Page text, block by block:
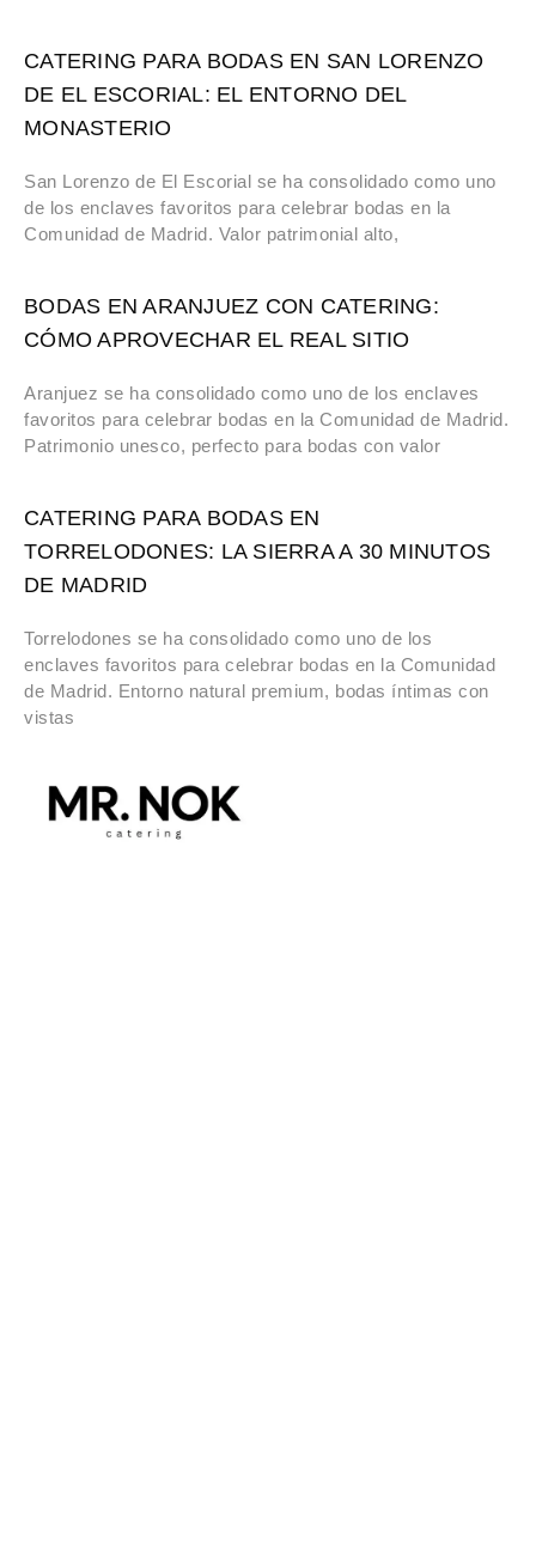
CATERING PARA BODAS EN SAN LORENZO
DE EL ESCORIAL: EL ENTORNO DEL
MONASTERIO
San Lorenzo de El Escorial se ha consolidado como uno
de los enclaves favoritos para celebrar bodas en la
Comunidad de Madrid. Valor patrimonial alto,
BODAS EN ARANJUEZ CON CATERING:
CÓMO APROVECHAR EL REAL SITIO
Aranjuez se ha consolidado como uno de los enclaves
favoritos para celebrar bodas en la Comunidad de Madrid.
Patrimonio unesco, perfecto para bodas con valor
CATERING PARA BODAS EN
TORRELODONES: LA SIERRA A 30 MINUTOS
DE MADRID
Torrelodones se ha consolidado como uno de los
enclaves favoritos para celebrar bodas en la Comunidad
de Madrid. Entorno natural premium, bodas íntimas con
vistas